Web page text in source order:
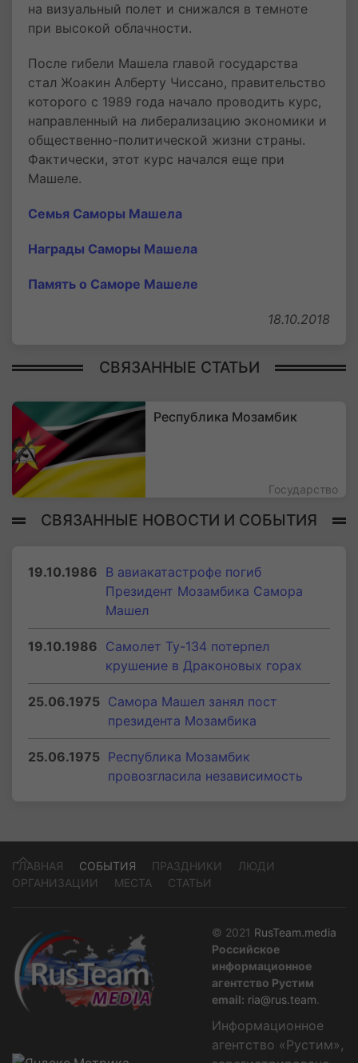
на визуальный полет и снижался в темноте
при высокой облачности.
После гибели Машела главой государства
стал Жоакин Алберту Чиссано, правительство
которого с 1989 года начало проводить курс,
направленный на либерализацию экономики и
общественно-политической жизни страны.
Фактически, этот курс начался еще при
Машеле.
Семья Саморы Машела
Награды Саморы Машела
Память о Саморе Машеле
18.10.2018
СВЯЗАННЫЕ СТАТЬИ
Республика Мозамбик
Государство
СВЯЗАННЫЕ НОВОСТИ И СОБЫТИЯ
19.10.1986 В авиакатастрофе погиб
Президент Мозамбика Самора
Машел
19.10.1986 Самолет Ту-134 потерпел
крушение в Драконовых горах
25.06.1975 Самора Машел занял пост
президента Мозамбика
25.06.1975 Республика Мозамбик
провозгласила независимость
ГЛАВНАЯ СОБЫТИЯ ПРАЗДНИКИ
ЛЮДИ
ОРГАНИЗАЦИИ
МЕСТА СТАТЬИ
© 2021 RusTeam.media
Российское
информационное
агентство Рустим
email: ria@rus.team.
Информационное
агентство «Рустим»,